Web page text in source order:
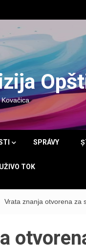
SPRÁVY
UŽIVO TOK
Vrata znanja otvorena za